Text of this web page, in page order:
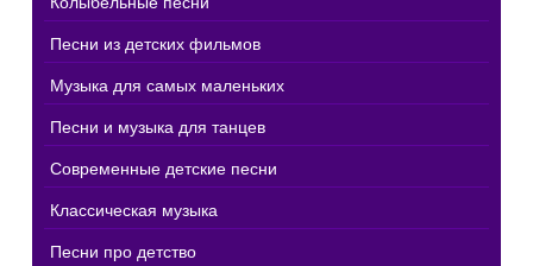
Песни из детских фильмов
Музыка для самых маленьких
Песни и музыка для танцев
Современные детские песни
Классическая музыка
Песни про детство